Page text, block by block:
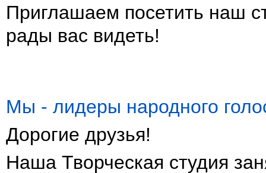
Приглашаем посетить наш
рады вас видеть!
Мы - лидеры народного
Дорогие друзья!
Наша Творческая студия